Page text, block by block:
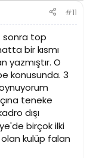
#11
sonra top
bir kısmı
yazmıştır. O
konusunda. 3
teneke
dışı
birçok ilki
kulüp falan